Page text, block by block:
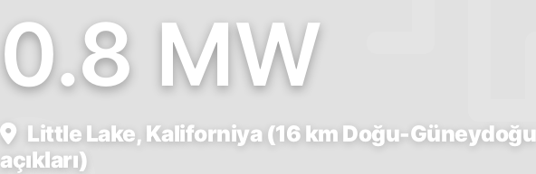
0.8 MW
Little Lake, Kaliforniya (16 km Doğu-Güneydoğu
açıkları)